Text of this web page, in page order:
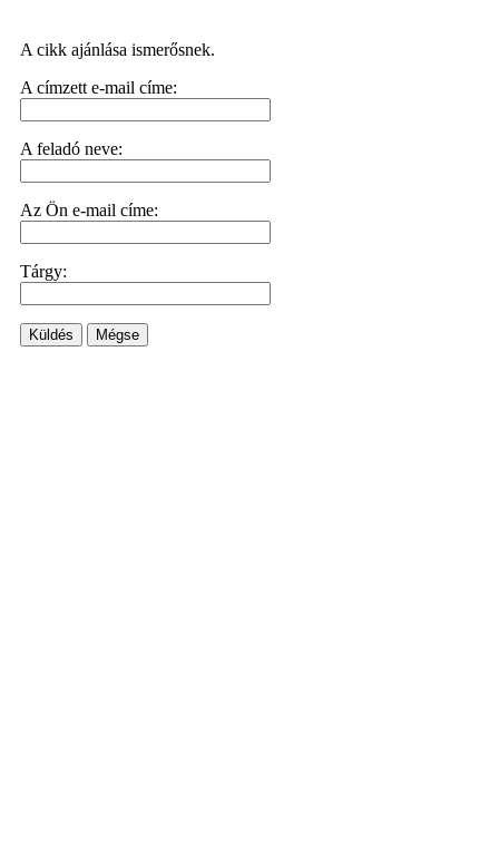
A cikk ajánlása ismerősnek.
A címzett e-mail címe:
A feladó neve:
Az Ön e-mail címe:
Tárgy:
Küldés Mégse